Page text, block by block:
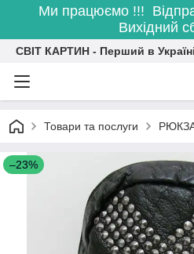
Ми працюємо !!!
Вихідний
СВІТ КАРТИН - Перший в
Товари та послуги
–23%